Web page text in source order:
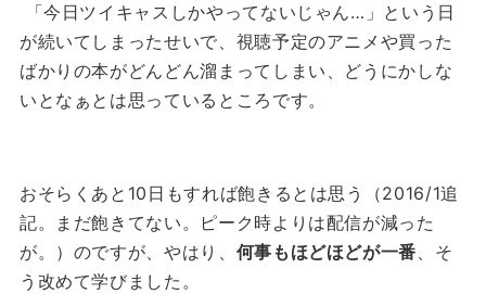
「今日ツイキャスしかやってないじゃん…」という日
が続いてしまったせいで、視聴予定のアニメや買った
ばかりの本がどんどん溜まってしまい、どうにかしな
いとなぁとは思っているところです。
おそらくあと10日もすれば飽きるとは思う（2016/1追
記。まだ飽きてない。ピーク時よりは配信が減った
が。）のですが、やはり、 何事もほどほどが一番、そ
う改めて学びました。